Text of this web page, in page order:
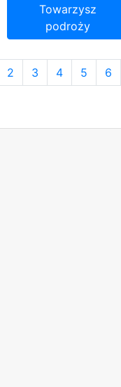
Towarzysz
podroży
2 3 4 5 6